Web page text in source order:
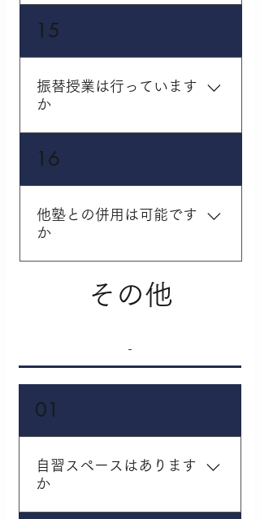
みる」→「答え合わせ・
解説」→「その日学習し
いります。最後には生徒
さんに合わせて宿題も出
相談となります。
受講教科や目標、志望
校、生徒さんの性格、習
い事などにより異なりま
す。週1回からの受講がで
きます。ご要望に応じて
15
振替授業は行っています
か
勧学院では定めた規約に
基づき振替授業を実施い
たします。受講数によっ
て回数が異なります。原
則「前日までにご連絡」
て振替を行っておりま
す。「当日連絡」による
振替も行っております
16
他塾との併用は可能です
か
で使用している教材の持
などにも対応しておりま
い。
その他
-
01
自習スペースはあります
か